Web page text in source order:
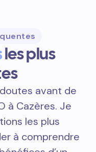
les plus
avant de
à Cazères. Je
les plus
à comprendre